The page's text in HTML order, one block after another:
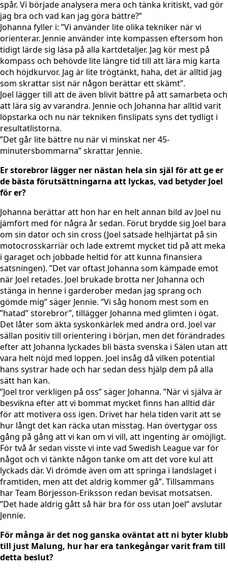
spår. Vi började analysera mera och tänka kritiskt, vad gör
jag bra och vad kan jag göra bättre?”
Johanna fyller i: ”Vi använder lite olika tekniker när vi
orienterar. Jennie använder inte kompassen eftersom hon
tidigt lärde sig läsa på alla kartdetaljer. Jag kör mest på
kompass och behövde lite längre tid till att lära mig karta
och höjdkurvor. Jag är lite trögtänkt, haha, det är alltid jag
som skrattar sist när någon berättar ett skämt”.
Joel lägger till att de även blivit bättre på att samarbeta och
att lära sig av varandra. Jennie och Johanna har alltid varit
löpstarka och nu när tekniken finslipats syns det tydligt i
resultatlistorna.
”Det går lite bättre nu när vi minskat ner 45-
minutersbommarna” skrattar Jennie.
Er storebror lägger ner nästan hela sin själ för att ge er
de bästa förutsättningarna att lyckas, vad betyder Joel
för er?
Johanna berättar att hon har en helt annan bild av Joel nu
jämfört med för några år sedan. Förut brydde sig Joel bara
om sin dator och sin cross (Joel satsade helhjärtat på sin
motocrosskarriär och lade extremt mycket tid på att meka
i garaget och jobbade heltid för att kunna finansiera
satsningen). ”Det var oftast Johanna som kämpade emot
när Joel retades. Joel brukade brotta ner Johanna och
stänga in henne i garderober medan jag sprang och
gömde mig” säger Jennie. ”Vi såg honom mest som en
”hatad” storebror”, tillägger Johanna med glimten i ögat.
Det låter som äkta syskonkärlek med andra ord. Joel var
sällan positiv till orientering i början, men det förändrades
efter att Johanna lyckades bli bästa svenska i Sälen utan att
vara helt nöjd med loppen. Joel insåg då vilken potential
hans systrar hade och har sedan dess hjälp dem på alla
sätt han kan.
”Joel tror verkligen på oss” säger Johanna. ”När vi själva är
besvikna efter att vi bommat mycket finns han alltid där
för att motivera oss igen. Drivet har hela tiden varit att se
hur långt det kan räcka utan misstag. Han övertygar oss
gång på gång att vi kan om vi vill, att ingenting är omöjligt.
För två år sedan visste vi inte vad Swedish League var för
något och vi tänkte någon tanke om att det vore kul att
lyckads där. Vi drömde även om att springa i landslaget i
framtiden, men att det aldrig kommer gå”. Tillsammans
har Team Börjesson-Eriksson redan bevisat motsatsen.
”Det hade aldrig gått så här bra för oss utan Joel” avslutar
Jennie.
För många är det nog ganska oväntat att ni byter klubb
till just Malung, hur har era tankegångar varit fram till
detta beslut?